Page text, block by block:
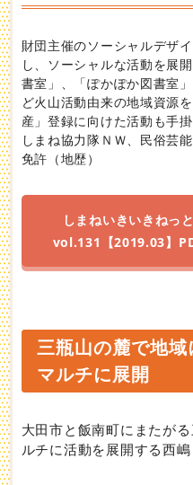
三瓶山の麓で地
マルチに展開
大田市と飯南町にまたが
ルチに活動を展開する西嶋
財団主催のソーシャルデザ
し、ソーシャルな活動を展
書室」、「ぽかぽか図書室
ど火山活動由来の地域資源
産」登録に向けた活動も手掛
しまね協力隊ＮＷ、民俗芸
免許（地歴）
しまねいきいきねっと
vol.131【2019.03】